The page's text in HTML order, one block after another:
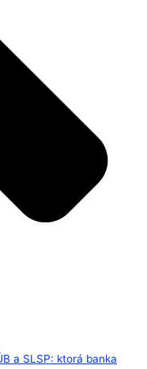
a SLSP: ktorá banka